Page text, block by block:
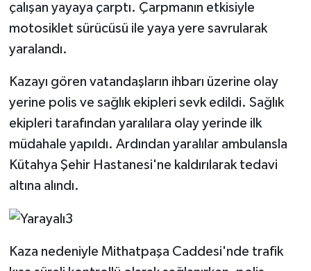
çalışan yayaya çarptı. Çarpmanın etkisiyle
motosiklet sürücüsü ile yaya yere savrularak
yaralandı.
Kazayı gören vatandaşların ihbarı üzerine olay
yerine polis ve sağlık ekipleri sevk edildi. Sağlık
ekipleri tarafından yaralılara olay yerinde ilk
müdahale yapıldı. Ardından yaralılar ambulansla
Kütahya Şehir Hastanesi'ne kaldırılarak tedavi
altına alındı.
Kaza nedeniyle Mithatpaşa Caddesi'nde trafik
Vefat Haberleri